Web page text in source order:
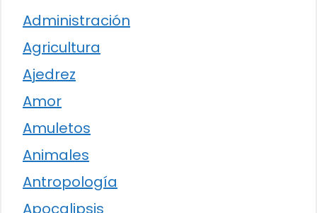
Administración
Agricultura
Ajedrez
Amor
Amuletos
Animales
Antropología
Apocalipsis